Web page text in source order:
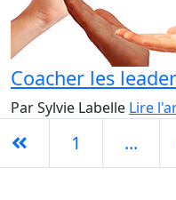
Coacher les
Par Sylvie Labelle Lire
1 ...